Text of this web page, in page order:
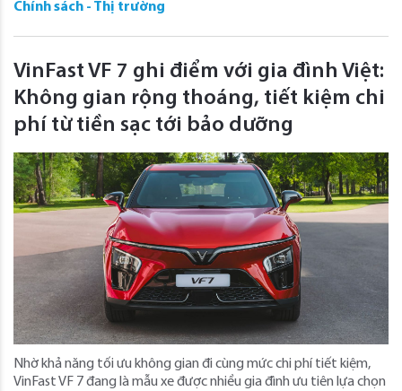
Chính sách - Thị trường
VinFast VF 7 ghi điểm với gia đình Việt:
Không gian rộng thoáng, tiết kiệm chi
phí từ tiền sạc tới bảo dưỡng
Nhờ khả năng tối ưu không gian đi cùng mức chi phí tiết kiệm,
VinFast VF 7 đang là mẫu xe được nhiều gia đình ưu tiên lựa chọn